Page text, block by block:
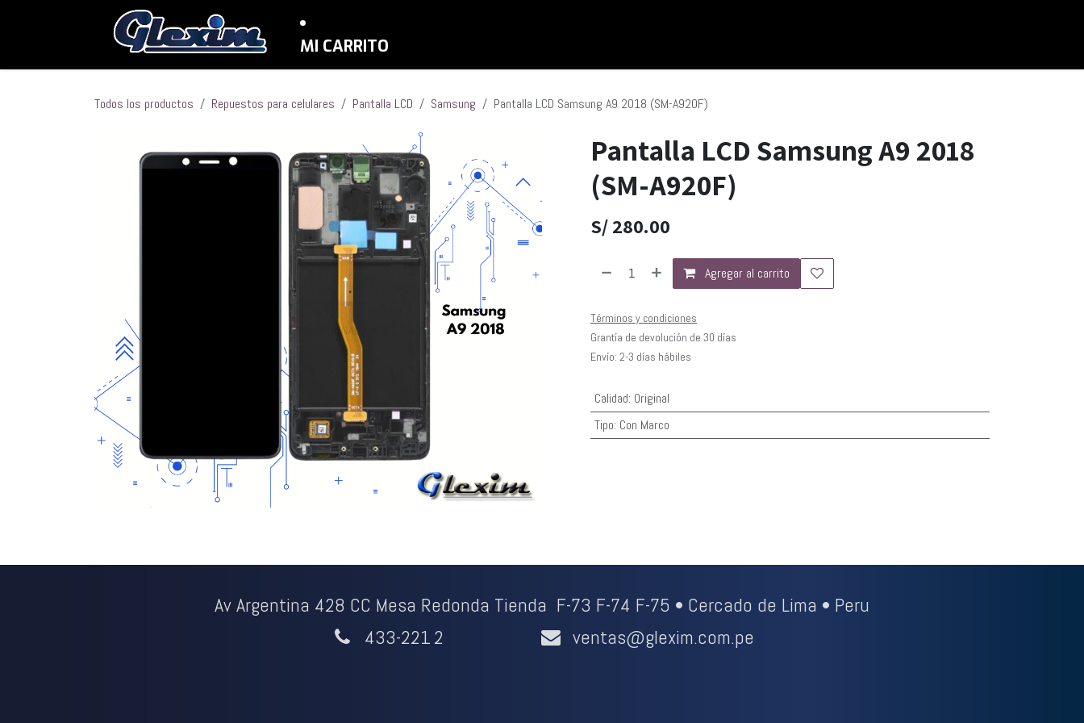
MI CARRITO
Todos los productos Repuestos para celulares Pantalla LCD Samsung Pantalla LCD Samsung A9 2018 (SM-A920F)
Pantalla LCD Samsung A9 2018
(SM-A920F)
S/280.00
Agregar al carrito
Términos y condiciones
Grantía de devolución de 30 días
Envío: 2-3 días hábiles
Calidad: Original
Tipo: Con Marco
Av Argentina 428 CC Mesa Redonda Tienda F-73 F-74 F-75 • Cercado de Lima • Peru
433-2212 ventas@glexim.com.pe